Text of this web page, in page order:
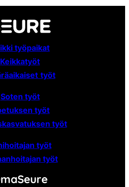
työpaikat
Keikkatyöt
työt
Soten työt
työt
työt
työt
työt